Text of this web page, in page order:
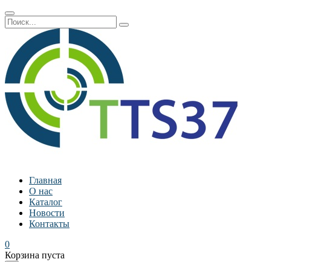
Главная
О нас
Каталог
Новости
Контакты
0
Корзина пуста